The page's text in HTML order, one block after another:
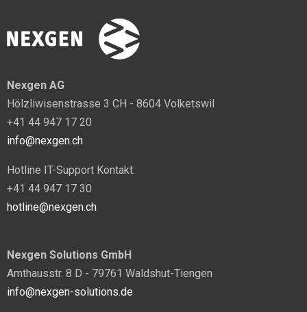
Nexgen AG
Hölzliwisenstrasse 3 CH - 8604 Volketswil
+41 44 947 17 20
info@nexgen.ch
Hotline IT-Support Kontakt:
+41 44 947 17 30
hotline@nexgen.ch
Nexgen Solutions GmbH
Amthausstr. 8 D - 79761 Waldshut-Tiengen
info@nexgen-solutions.de